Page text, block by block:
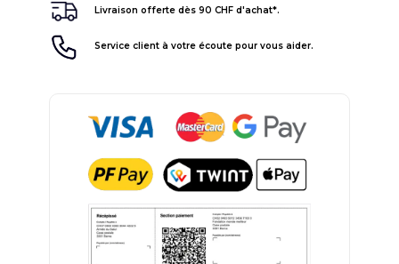
Livraison offerte dès 90 CHF d'achat*.
Service client à votre écoute pour vous aider.